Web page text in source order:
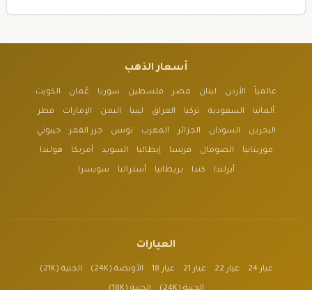
أسعار الذهب
عالمياً الأردن لبنان مصر فلسطين سوريا عُمان الكويت
ألمانيا السعودية تركيا العراق ليبيا اليمن الإمارات قطر
البحرين السودان الجزائر المغرب تونس جزر القمر جيبوتي
موريتانيا الصومال فرنسا إيطاليا السويد أمريكا هولندا
أيرلندا كندا بريطانيا أستراليا سويسرا
العيارات
عيار 24 عيار 22 عيار 21 عيار 18 الأونصة (24K) الجنية (21K)